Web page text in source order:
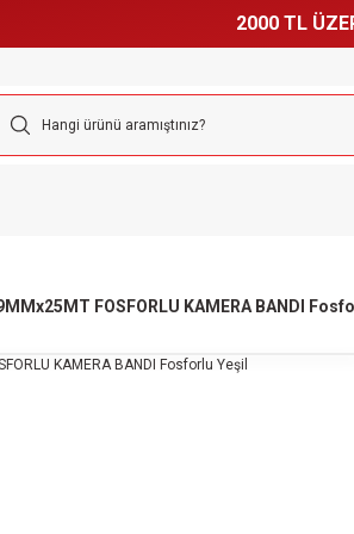
2000 TL
FOSFORLU KAMERA BANDI